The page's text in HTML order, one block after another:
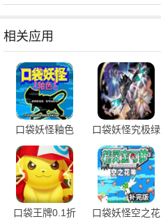
相关应用
口袋妖怪釉色
口袋妖怪究极绿
宝石4破解版
口袋王牌0.1折
口袋妖怪空之花